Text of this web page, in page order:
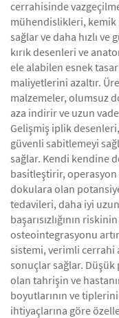
cerrahisinde
mühendislikleri, kemik
sağlar ve daha hızlı
kırık desenleri ve
ele alabilen esnek
maliyetlerini azaltır.
malzemeler, olumsuz
aza indirir ve uzun
Gelişmiş iplik
güvenli sabitlemeyi
sağlar. Kendi kendine
basitleştirir, operasyon
dokulara olan
tedavileri, daha iyi
başarısızlığının
osteointegrasyonu
sistemi, verimli cerrahi
sonuçlar sağlar. Düşük
olan tahrişin ve
boyutlarının ve
ihtiyaçlarına göre